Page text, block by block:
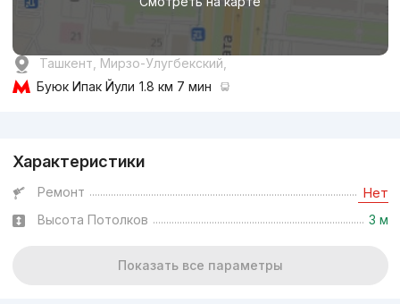
Ташкент, Мирзо-Улугбекский,
Буюк Ипак Йули 1.8 км 7 мин
Характеристики
Ремонт Нет
Высота Потолков 3 м
Показать все параметры